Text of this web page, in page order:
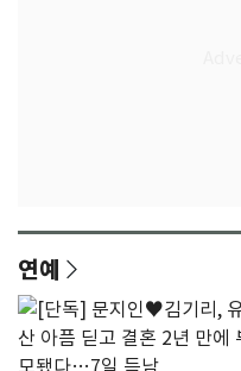
연예